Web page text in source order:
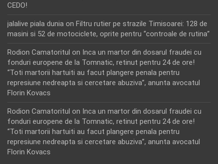
CEDO!
jalalive piala dunia on Filtru rutier pe strazile Timisoarei: 128 de
masini si 52 de motociclete, oprite pentru “controale de rutina”
Rodion Camatoritul on Inca un martor din dosarul fraudei cu
fonduri europene de la Tomnatic, retinut pentru 24 de ore!
“Toti martorii hartuiti au facut plangere penala pentru
represiune nedreapta si cercetare abuziva”, anunta avocatul
Florin Kovacs
Rodion Camatoritul on Inca un martor din dosarul fraudei cu
fonduri europene de la Tomnatic, retinut pentru 24 de ore!
“Toti martorii hartuiti au facut plangere penala pentru
represiune nedreapta si cercetare abuziva”, anunta avocatul
Florin Kovacs